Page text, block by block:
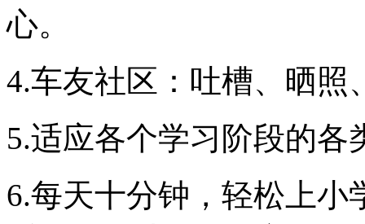
心。
4.车友社区：吐槽、晒照
5.适应各个学习阶段的各
6.每天十分钟，轻松上